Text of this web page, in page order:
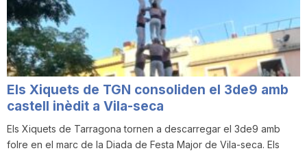
Els Xiquets de TGN consoliden el 3de9 amb
castell inèdit a Vila-seca
Els Xiquets de Tarragona tornen a descarregar el 3de9 amb
folre en el marc de la Diada de Festa Major de Vila-seca. Els